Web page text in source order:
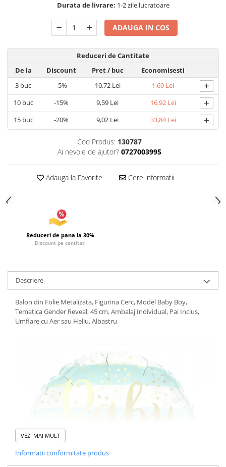
Articole pentru Gradina si Bricolaj
Articole pentru Iluminat
Lampi de veghe
Articole si, Echipamente pentru
Transport şi Ridicat
Pelerine, Umbrele si Accesorii
Videoproiectoare
Kit-uri Siguranţă Auto
Accesorii biciclete
Ochelari de Protecţie
Articole de plaja
Pistoale cu apa
Articole Diverse copii
Articole diverse pentru copii
Covorase de joaca
Genti, Portofele, Penare
Jucarii pentru copii
Jucarii si Jocuri
Jucarii si Jocuri
Markere si Set Desen
Articole Petrecere
Durata de livrare: 1-2 zile lucratoare
ADAUGA IN COS
Reduceri de Cantitate
De la
Discount Pret/ buc
Economisesti
3 buc -5% 10,72 Lei 1,69 Lei +
10buc -15% 9,59 Lei 16,92 Lei +
15buc -20% 9,02 Lei 33,84 Lei +
Cod Produs: 130787
Ai nevoie de ajutor? 0727003995
Adauga la Favorite Cere informatii
Reduceri de pana la 30%
Discount pe cantitati
Descriere
Balon din Folie Metalizata, Figurina Cerc, Model Baby Boy,
Tematica Gender Reveal, 45 cm, Ambalaj Individual, Pai Inclus,
Umflare cu Aer sau Heliu, Albastru
VEZI MAI MULT
Informatii conformitate produs